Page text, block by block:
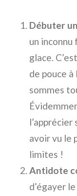
Débuter
un
glace.
de pouce à
sommes
avoir vu le
limites !
Antidote
d’égayer